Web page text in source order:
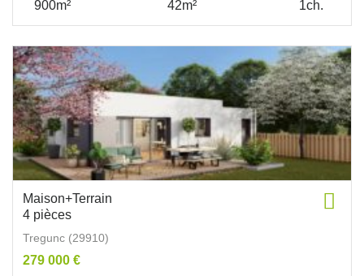
900m² 42m² 1ch.
Maison+Terrain
4 pièces
Tregunc (29910)
279 000 €